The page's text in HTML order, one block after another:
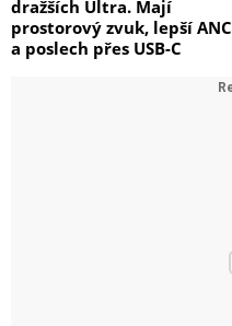
dražších Ultra. Mají
prostorový zvuk, lepší ANC
a poslech přes USB-C